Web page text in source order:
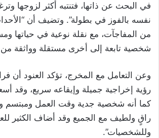
في البحث عن ذاتها، فتنتبه أكثر لزوجها
نفسه بالفوز في بطولة”. وتضيف أن
من المفاجآت، مع نقلة نوعية في حياتها
شخصية تابعة إلى أخرى مستقلة وواثقة من
وعن التعامل مع المخرج، تؤكد العنود أن
رؤية إخراجية جميلة وإيقاعه سريع، وقد
كما أنه شخصية جدية وقت العمل ومبتسم
راقٍ ولطيف مع الجميع وقد أضاف الكثير
وللشخصيات”.